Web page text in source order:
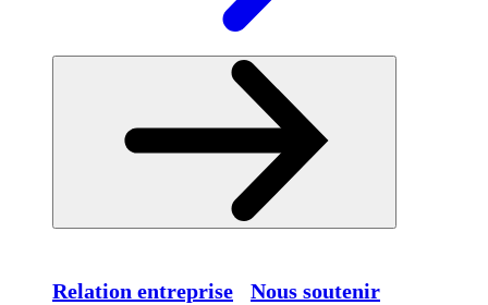
Relation entreprise Nous soutenir